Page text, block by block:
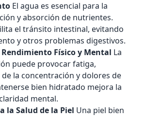
El agua es esencial para la
y absorción de nutrientes.
el tránsito intestinal, evitando
y otros problemas digestivos.
Físico y Mental La
puede provocar fatiga,
la concentración y dolores de
bien hidratado mejora la
mental.
la Salud de la Piel Una piel bien